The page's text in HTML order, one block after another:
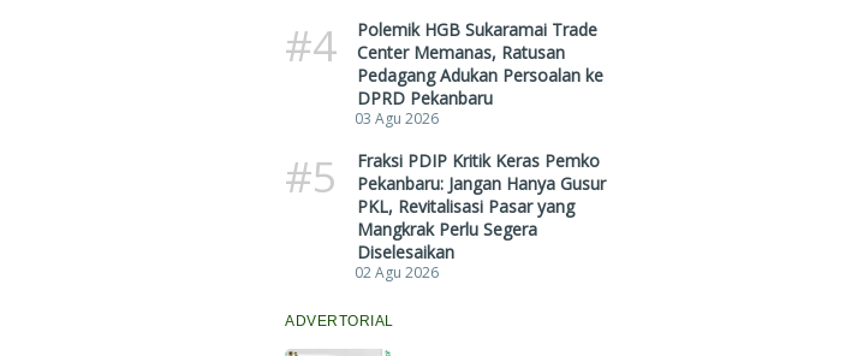
#4
Polemik HGB Sukaramai Trade
Center Memanas, Ratusan
Pedagang Adukan Persoalan ke
DPRD Pekanbaru
03 Agu 2026
#5
Fraksi PDIP Kritik Keras Pemko
Pekanbaru: Jangan Hanya Gusur
PKL, Revitalisasi Pasar yang
Mangkrak Perlu Segera
Diselesaikan
02 Agu 2026
ADVERTORIAL